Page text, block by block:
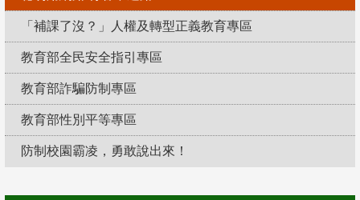
「補課了沒？」人權及轉型正義教育專區
教育部全民安全指引專區
教育部詐騙防制專區
教育部性別平等專區
防制校園霸凌，勇敢說出來！